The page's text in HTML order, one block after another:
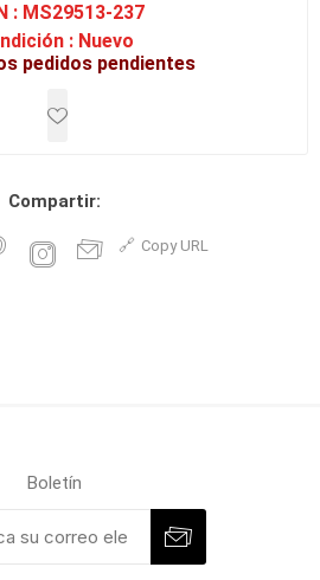
: MS29513-237
: Nuevo
pedidos pendientes
Compartir:
Copy URL
Boletín